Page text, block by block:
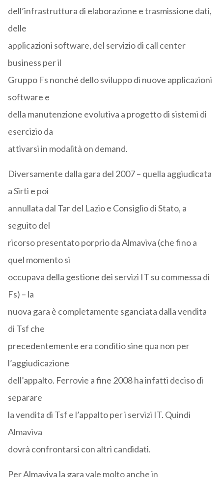
dell’infrastruttura di elaborazione e trasmissione dati,
delle
applicazioni software, del servizio di call center
business per il
Gruppo Fs nonché dello sviluppo di nuove applicazioni
software e
della manutenzione evolutiva a progetto di sistemi di
esercizio da
attivarsi in modalità on demand.
Diversamente dalla gara del 2007 – quella aggiudicata
a Sirti e poi
annullata dal Tar del Lazio e Consiglio di Stato, a
seguito del
ricorso presentato porprio da Almaviva (che fino a
quel momento si
occupava della gestione dei servizi IT su commessa di
Fs) – la
nuova gara è completamente sganciata dalla vendita
di Tsf che
precedentemente era conditio sine qua non per
l’aggiudicazione
dell’appalto. Ferrovie a fine 2008 ha infatti deciso di
separare
la vendita di Tsf e l’appalto per i servizi IT. Quindi
Almaviva
dovrà confrontarsi con altri candidati.
Per Almaviva la gara vale molto anche in